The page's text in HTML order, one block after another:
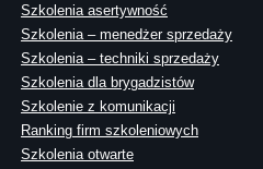
Szkolenia asertywność
Szkolenia – menedżer sprzedaży
Szkolenia – techniki sprzedaży
Szkolenia dla brygadzistów
Szkolenie z komunikacji
Ranking firm szkoleniowych
Szkolenia otwarte